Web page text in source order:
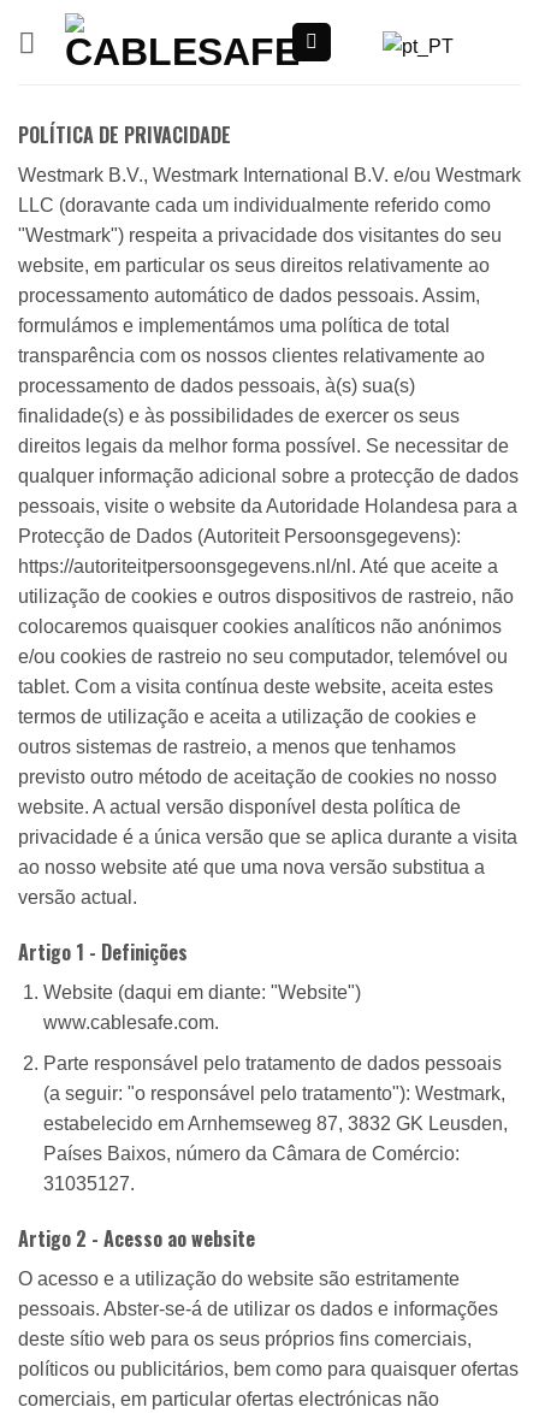
POLÍTICA DE PRIVACIDADE
Westmark B.V., Westmark International B.V. e/ou Westmark
LLC (doravante cada um individualmente referido como
"Westmark") respeita a privacidade dos visitantes do seu
website, em particular os seus direitos relativamente ao
processamento automático de dados pessoais. Assim,
formulámos e implementámos uma política de total
transparência com os nossos clientes relativamente ao
processamento de dados pessoais, à(s) sua(s)
finalidade(s) e às possibilidades de exercer os seus
direitos legais da melhor forma possível. Se necessitar de
qualquer informação adicional sobre a protecção de dados
pessoais, visite o website da Autoridade Holandesa para a
Protecção de Dados (Autoriteit Persoonsgegevens):
https://autoriteitpersoonsgegevens.nl/nl. Até que aceite a
utilização de cookies e outros dispositivos de rastreio, não
colocaremos quaisquer cookies analíticos não anónimos
e/ou cookies de rastreio no seu computador, telemóvel ou
tablet. Com a visita contínua deste website, aceita estes
termos de utilização e aceita a utilização de cookies e
outros sistemas de rastreio, a menos que tenhamos
previsto outro método de aceitação de cookies no nosso
website. A actual versão disponível desta política de
privacidade é a única versão que se aplica durante a visita
ao nosso website até que uma nova versão substitua a
versão actual.
Artigo 1 - Definições
Website (daqui em diante: "Website")
www.cablesafe.com.
Parte responsável pelo tratamento de dados pessoais
(a seguir: "o responsável pelo tratamento"): Westmark,
estabelecido em Arnhemseweg 87, 3832 GK Leusden,
Países Baixos, número da Câmara de Comércio:
31035127.
Artigo 2 - Acesso ao website
O acesso e a utilização do website são estritamente
pessoais. Abster-se-á de utilizar os dados e informações
deste sítio web para os seus próprios fins comerciais,
políticos ou publicitários, bem como para quaisquer ofertas
comerciais, em particular ofertas electrónicas não